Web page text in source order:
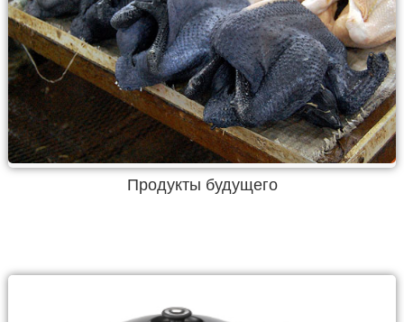
Продукты будущего